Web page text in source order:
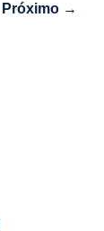
Próximo →